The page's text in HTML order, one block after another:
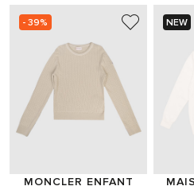
- 39%
MONCLER ENFANT
NEW